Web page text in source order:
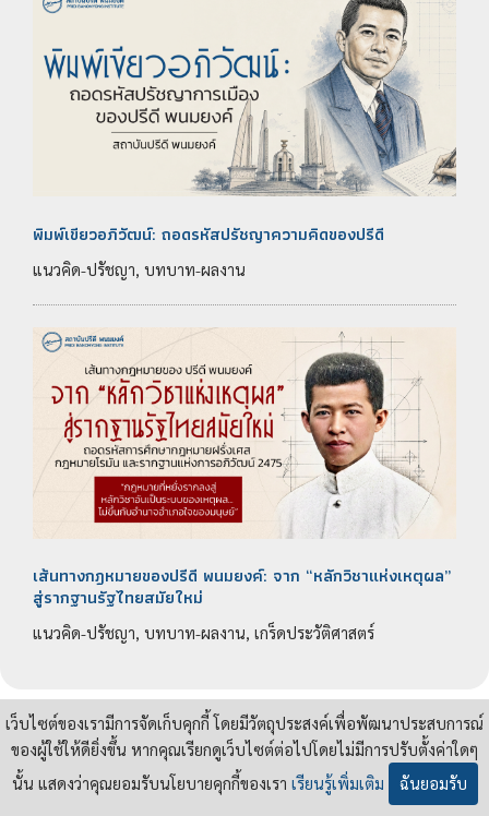
พิมพ์เขียวอภิวัฒน์: ถอดรหัสปรัชญาความคิดของปรีดี
แนวคิด-ปรัชญา, บทบาท-ผลงาน
เส้นทางกฎหมายของปรีดี พนมยงค์: จาก “หลักวิชาแห่งเหตุผล”
สู่รากฐานรัฐไทยสมัยใหม่
แนวคิด-ปรัชญา, บทบาท-ผลงาน, เกร็ดประวัติศาสตร์
เว็บไซต์ของเรามีการจัดเก็บคุกกี้ โดยมีวัตถุประสงค์เพื่อพัฒนาประสบการณ์
ของผู้ใช้ให้ดียิ่งขึ้น หากคุณเรียกดูเว็บไซต์ต่อไปโดยไม่มีการปรับตั้งค่าใดๆ
นั้น แสดงว่าคุณยอมรับนโยบายคุกกี้ของเรา เรียนรู้เพิ่มเติม ฉันยอมรับ